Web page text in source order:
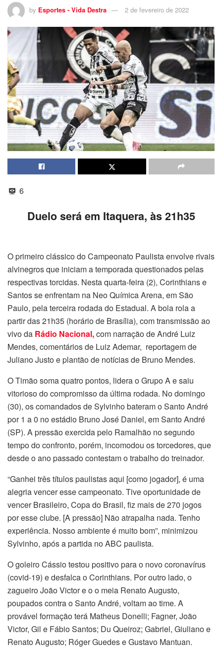
by Esportes - Vida Destra 2 de fevereiro de 2022
6
Duelo será em Itaquera, às 21h35
O primeiro clássico do Campeonato Paulista envolve rivais
alvinegros que iniciam a temporada questionados pelas
respectivas torcidas. Nesta quarta-feira (2), Corinthians e
Santos se enfrentam na Neo Química Arena, em São
Paulo, pela terceira rodada do Estadual. A bola rola a
partir das 21h35 (horário de Brasília), com transmissão ao
vivo da Rádio Nacional,com narração de André Luiz
Mendes, comentários de Luiz Ademar, reportagem de
Juliano Justo e plantão de notícias de Bruno Mendes.
O Timão soma quatro pontos, lidera o Grupo A e saiu
vitorioso do compromisso da última rodada. No domingo
(30), os comandados de Sylvinho bateram o Santo André
por 1 a 0 no estádio Bruno José Daniel, em Santo André
(SP). A pressão exercida pelo Ramalhão no segundo
tempo do confronto, porém, incomodou os torcedores, que
desde o ano passado contestam o trabalho do treinador.
“Ganhei três títulos paulistas aqui [como jogador], é uma
alegria vencer esse campeonato. Tive oportunidade de
vencer Brasileiro, Copa do Brasil, fiz mais de 270 jogos
por esse clube. [A pressão] Não atrapalha nada. Tenho
experiência. Nosso ambiente é muito bom”, minimizou
Sylvinho, após a partida no ABC paulista.
O goleiro Cássio testou positivo para o novo coronavírus
(covid-19) e desfalca o Corinthians. Por outro lado, o
zagueiro João Victor e o o meia Renato Augusto,
poupados contra o Santo André, voltam ao time. A
provável formação terá Matheus Donelli; Fagner, João
Victor, Gil e Fábio Santos; Du Queiroz; Gabriel, Giuliano e
Renato Augusto; Róger Guedes e Gustavo Mantuan.